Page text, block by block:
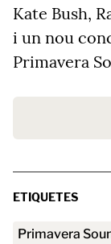
Kate Bush,
i un nou
Primavera
ETIQUETES
Primavera